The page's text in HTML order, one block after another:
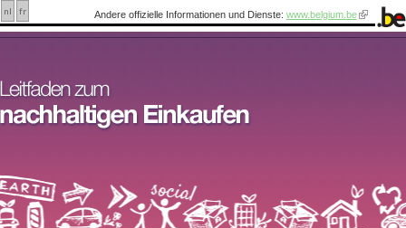
nl fr Andere offizielle Informationen und Dienste: www.belgium.be